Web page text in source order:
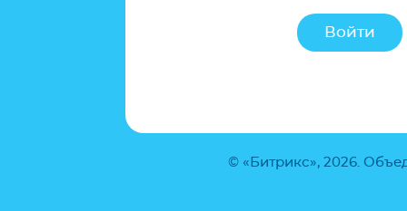
© «Битрикс», 2026.